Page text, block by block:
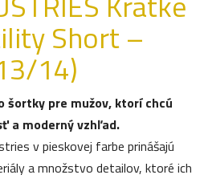
Short –
14)
šortky pre mužov, ktorí chcú
a moderný vzhľad.
v pieskovej farbe prinášajú
a množstvo detailov, ktoré ich